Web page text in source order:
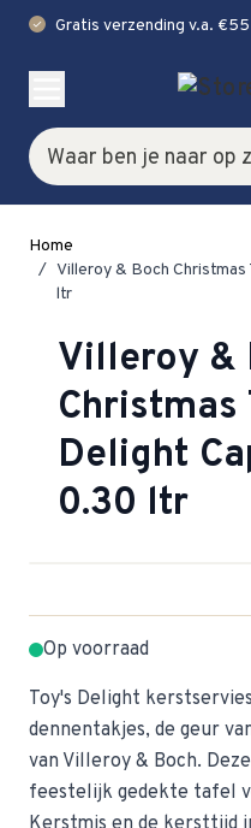
check Gratis verzending v.a. €55
Zoek
Home
/ Villeroy & Boch
ltr
Villeroy &
Christmas
Delight
0.30 ltr
Op voorraad
Toy's Delight
dennentakjes, de geur
van Villeroy & Boch.
feestelijk gedekte tafel